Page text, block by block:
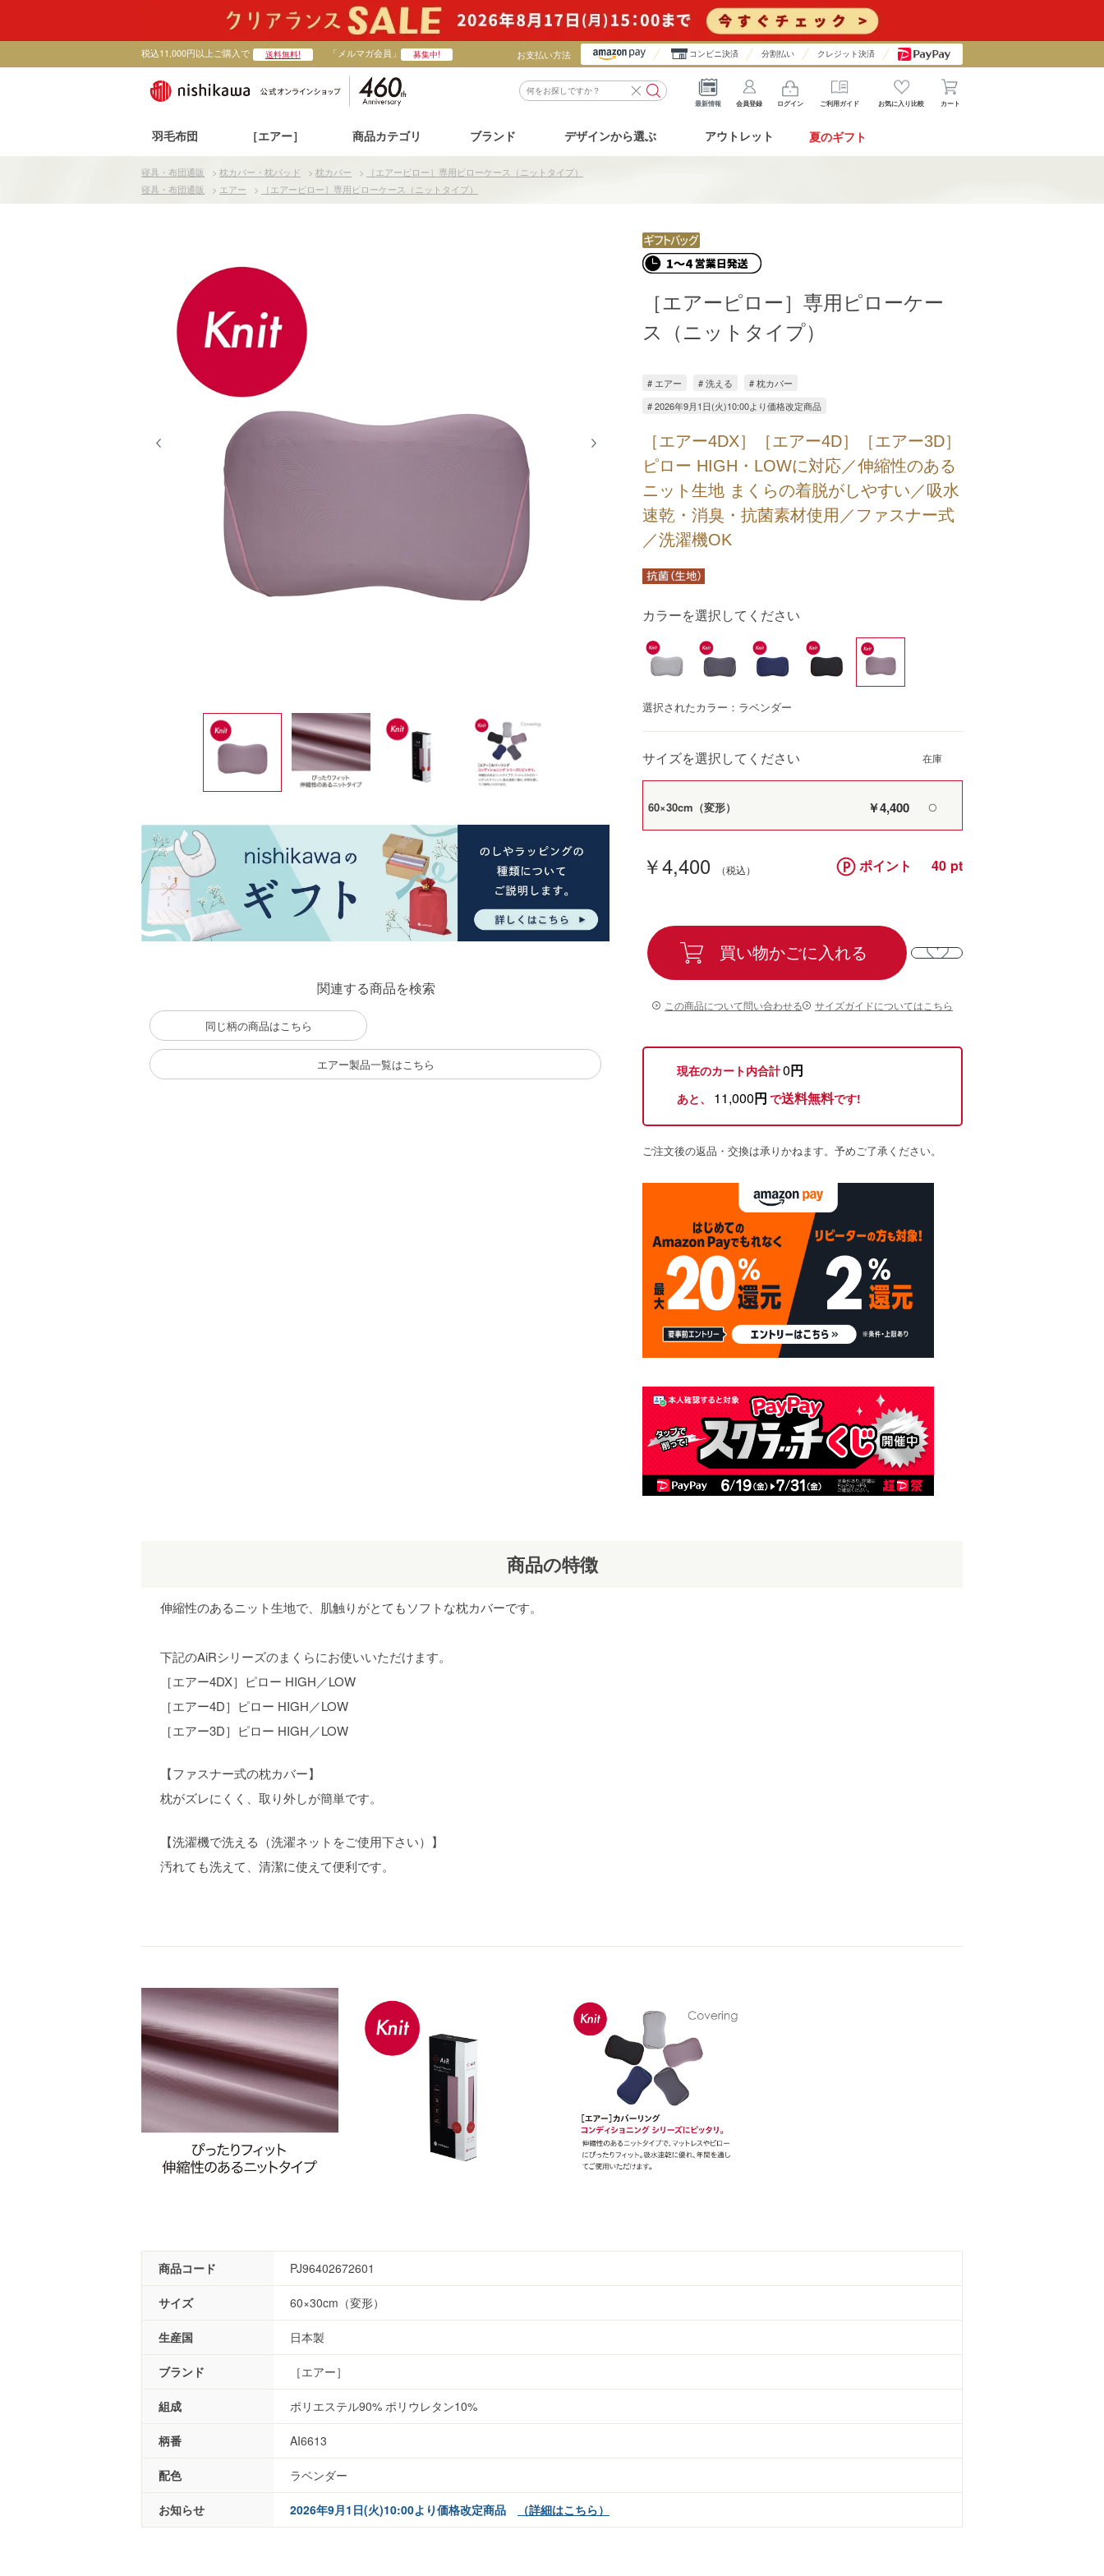
税込11,000円以上ご購入で 送料無料! 「メルマガ会員」 募集中! お支払い方法 コンビニ決済 分割払い クレジット決済
最新情報 会員登録 ログイン ご利用ガイド お気に入り比較 カート
羽毛布団 ［エアー］ 商品カテゴリ ブランド デザインから選ぶ アウトレット 夏のギフト
寝具・布団通販 > 枕カバー・枕パッド > 枕カバー >
［エアーピロー］専用ピローケース（ニットタイプ）
寝具・布団通販
> エアー > ［エアーピロー］専用ピローケース（ニットタイプ）
関連する商品を検索
同じ柄の商品はこちら
エアー製品一覧はこちら
［エアー4DX］［エアー4D］［エアー3D］
ピロー HIGH・LOWに対応／伸縮性のある
ニット生地 まくらの着脱がしやすい／吸水
速乾・消臭・抗菌素材使用／ファスナー式
／洗濯機OK
［エアーピロー］専用ピローケー
ス（ニットタイプ）
# エアー # 洗える
# 枕カバー
# 2026年9月1日(火)10:00より価格改定商品
￥4,400 ポイント 40
現在のカート内合計0円
あと、 11,000円 で送料無料です!
カラーを選択してください
選択されたカラー：ラベンダー
サイズを選択してください
60×30cm（変形） ￥4,400 〇
買い物かごに入れる
この商品について問い合わせる サイズガイドについてはこちら
ご注文後の返品・交換は承りかねます。予めご了承ください。
商品の特徴
伸縮性のあるニット生地で、肌触りがとてもソフトな枕カバーです。
下記のAiRシリーズのまくらにお使いいただけます。
［エアー4DX］ピロー HIGH／LOW
［エアー4D］ピロー HIGH／LOW
［エアー3D］ピロー HIGH／LOW
【ファスナー式の枕カバー】
枕がズレにくく、取り外しが簡単です。
【洗濯機で洗える（洗濯ネットをご使用下さい）】
汚れても洗えて、清潔に使えて便利です。
商品コード PJ96402672601
サイズ 60×30cm（変形）
生産国 日本製
ブランド ［エアー］
組成 ポリエステル90% ポリウレタン10%
柄番 AI6613
配色 ラベンダー
お知らせ 2026年9月1日(火)10:00より価格改定商品 （詳細はこちら）